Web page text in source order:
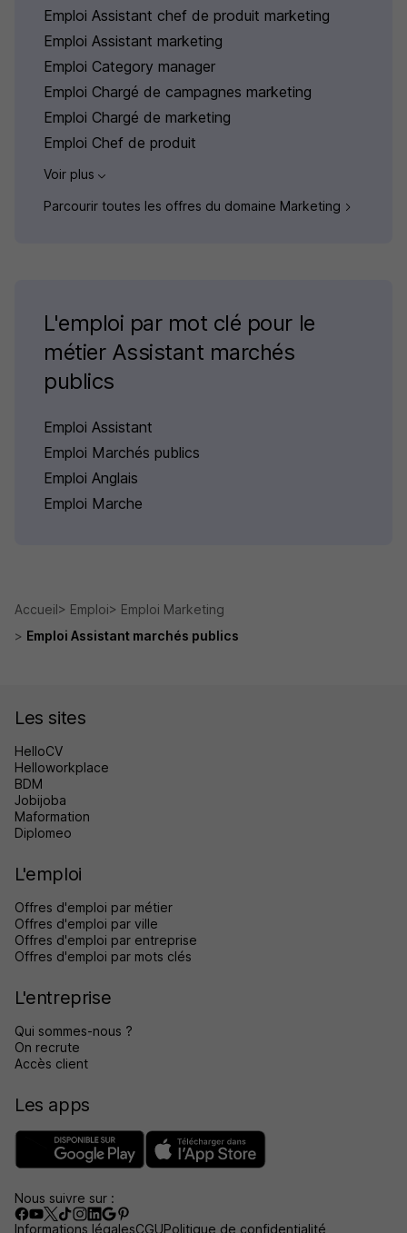
Emploi Assistant chef de produit marketing
Emploi Assistant marketing
Emploi Category manager
Emploi Chargé de campagnes marketing
Emploi Chargé de marketing
Emploi Chef de produit
Voir plus
Parcourir toutes les offres du domaine Marketing
L'emploi par mot clé pour le
métier Assistant marchés
publics
Emploi Assistant
Emploi Marchés publics
Emploi Anglais
Emploi Marche
Accueil Emploi
Emploi Marketing
Emploi Assistant marchés publics
Les sites
HelloCV
Helloworkplace
BDM
Jobijoba
Maformation
Diplomeo
L'emploi
Offres d'emploi par métier
Offres d'emploi par ville
Offres d'emploi par entreprise
Offres d'emploi par mots clés
L'entreprise
Qui sommes-nous ?
On recrute
Accès client
Les apps
Nous suivre sur :
Informations légalesCGUPolitique de confidentialité